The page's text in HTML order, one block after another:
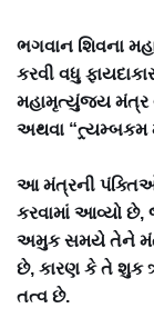
ભગવાન શિવના
કરવી વધુ
મહામૃત્યુંજય મંત્ર
અથવા
આ મંત્રની
કરવામાં આવ્યો છે,
અમુક સમયે તેને
છે, કારણ કે તે શુક
તત્વ છે.